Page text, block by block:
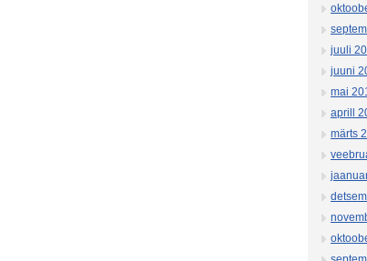
juuli
juuni
mai
aprill
märts